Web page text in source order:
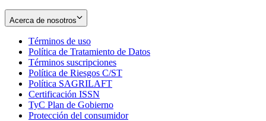
Acerca de nosotros
Términos de uso
in
new
window
Política de Tratamiento de Datos
Términos suscripciones
in
Política de Riesgos C/ST
Política SAGRILAFT
new
window
Certificación ISSN
in
new
TyC Plan de Gobierno
in
Protección del consumidorOpens